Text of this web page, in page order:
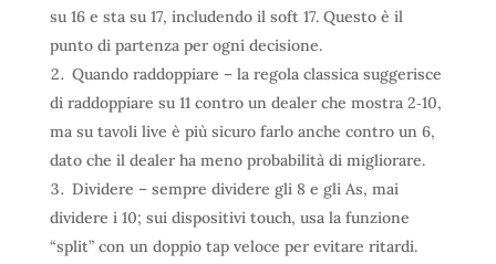
su 16 e sta su 17, includendo il soft 17. Questo è il
punto di partenza per ogni decisione.
Quando raddoppiare – la regola classica suggerisce
di raddoppiare su 11 contro un dealer che mostra 2‑10,
ma su tavoli live è più sicuro farlo anche contro un 6,
dato che il dealer ha meno probabilità di migliorare.
Dividere – sempre dividere gli 8 e gli As, mai
dividere i 10; sui dispositivi touch, usa la funzione
“split” con un doppio tap veloce per evitare ritardi.